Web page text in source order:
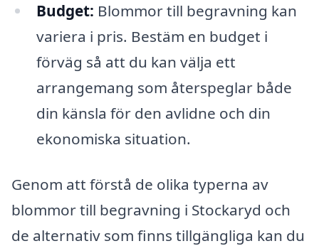
Budget: Blommor till begravning kan
variera i pris. Bestäm en budget i
förväg så att du kan välja ett
arrangemang som återspeglar både
din känsla för den avlidne och din
ekonomiska situation.
Genom att förstå de olika typerna av
blommor till begravning i Stockaryd och
de alternativ som finns tillgängliga kan du